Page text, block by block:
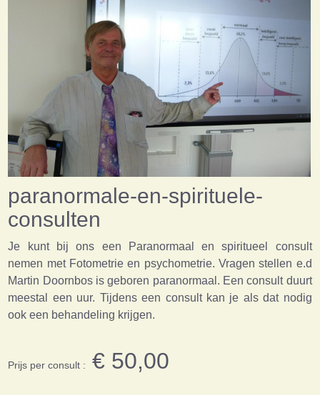
paranormale-en-spirituele-
consulten
Je kunt bij ons een Paranormaal en spiritueel consult
nemen met Fotometrie en psychometrie. Vragen stellen e.d
Martin Doornbos is geboren paranormaal. Een consult duurt
meestal een uur. Tijdens een consult kan je als dat nodig
ook een behandeling krijgen.
Prijs per consult : € 50,00